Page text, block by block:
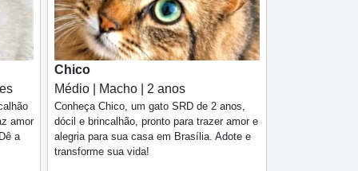
amor
a
Chico
Médio | Macho | 2 anos
Conheça Chico, um gato SRD de 2 anos,
dócil e brincalhão, pronto para trazer amor e
alegria para sua casa em Brasília. Adote e
transforme sua vida!